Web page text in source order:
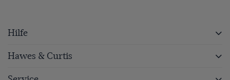
Hilfe
Hawes & Curtis